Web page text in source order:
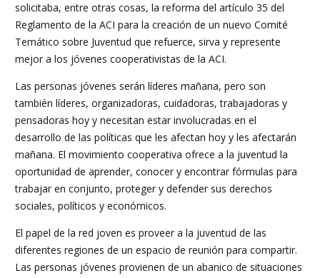
solicitaba, entre otras cosas, la reforma del artículo 35 del
Reglamento de la ACI para la creación de un nuevo Comité
Temático sobre Juventud que refuerce, sirva y represente
mejor a los jóvenes cooperativistas de la ACI.
Las personas jóvenes serán líderes mañana, pero son
también líderes, organizadoras, cuidadoras, trabajadoras y
pensadoras hoy y necesitan estar involucradas en el
desarrollo de las políticas que les afectan hoy y les afectarán
mañana. El movimiento cooperativa ofrece a la juventud la
oportunidad de aprender, conocer y encontrar fórmulas para
trabajar en conjunto, proteger y defender sus derechos
sociales, políticos y económicos.
El papel de la red joven es proveer a la juventud de las
diferentes regiones de un espacio de reunión para compartir.
Las personas jóvenes provienen de un abanico de situaciones